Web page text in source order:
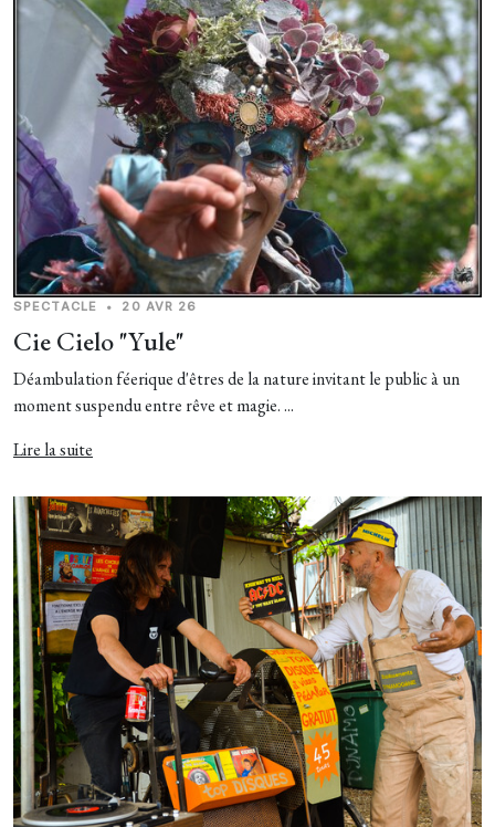
SPECTACLE • 20 AVR 26
Cie Cielo "Yule"
Déambulation féerique d'êtres de la nature invitant le public à un
moment suspendu entre rêve et magie. ...
Lire la suite